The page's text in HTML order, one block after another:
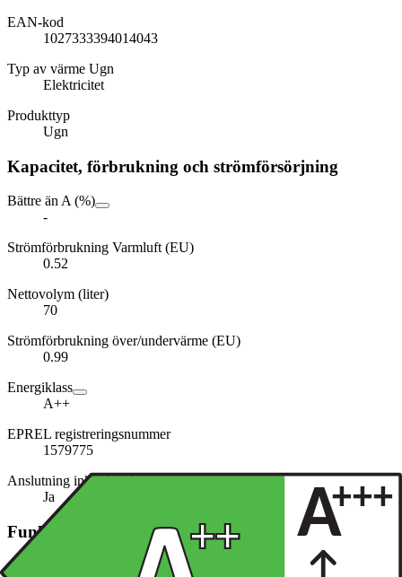
EAN-kod
1027333394014043
Typ av värme Ugn
Elektricitet
Produkttyp
Ugn
Kapacitet, förbrukning och strömförsörjning
Bättre än A (%)
-
Strömförbrukning Varmluft (EU)
0.52
Nettovolym (liter)
70
Strömförbrukning över/undervärme (EU)
0.99
Energiklass
A++
EPREL registreringsnummer
1579775
Anslutning inkluderad
Ja
Funktioner och egenskaper
Ångfunktion